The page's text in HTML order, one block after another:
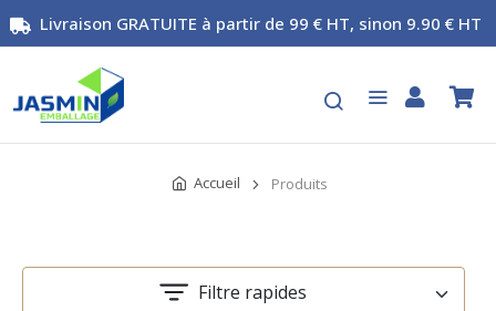
Livraison GRATUITE à partir de 99 € HT, sinon 9.90 € HT
Accueil Produits
Filtre rapides